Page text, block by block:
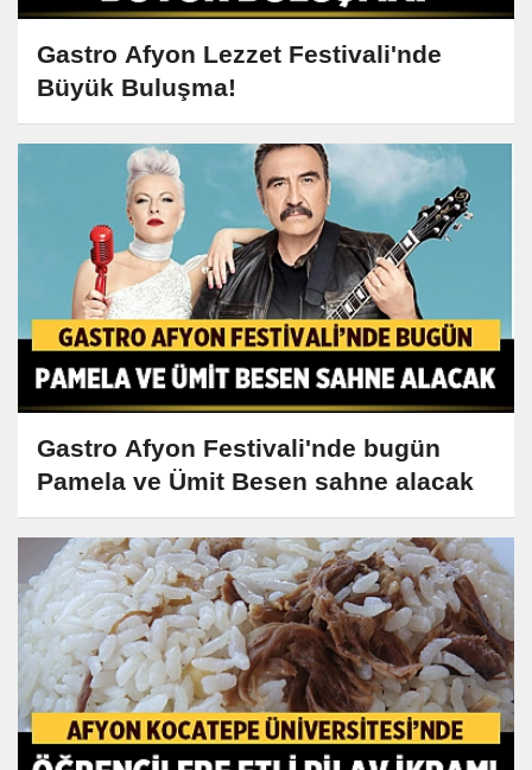
Gastro Afyon Lezzet Festivali'nde
Büyük Buluşma!
Gastro Afyon Festivali'nde bugün
Pamela ve Ümit Besen sahne alacak